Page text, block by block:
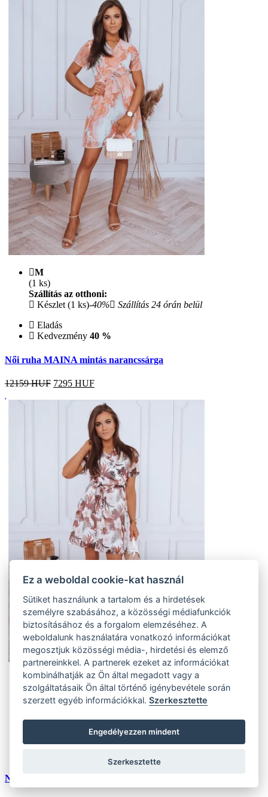
M
(1 ks)
Szállítás az otthoni:
Készlet (1 ks)-40%
Szállítás 24 órán belül
Eladás
Kedvezmény 40 %
Női ruha MAINA mintás narancssárga
12159 HUF 7295 HUF
S
(2 ks)
Szállítás az otthoni:
L
Szállítás az otthoni:
Női MAINA ruha fehér
Ez a weboldal cookie-kat használ
Sütiket használunk a tartalom és a hirdetések
személyre szabásához, a közösségi médiafunkciók
biztosításához és a forgalom elemzéséhez. A
weboldalunk használatára vonatkozó információkat
megosztjuk közösségi média-, hirdetési és elemző
partnereinkkel. A partnerek ezeket az információkat
kombinálhatják az Ön által megadott vagy a
szolgáltatásaik Ön által történő igénybevétele során
szerzett egyéb információkkal.Szerkesztette
Engedélyezzen mindent
Szerkesztette